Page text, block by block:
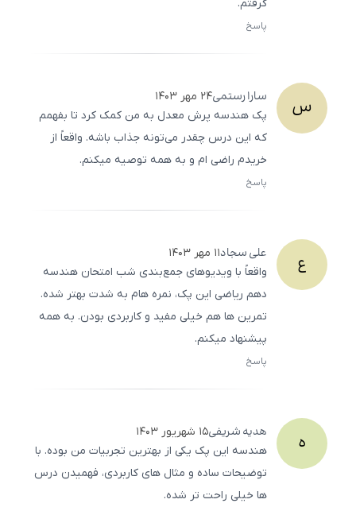
گرفتم.
پاسخ
س سارارستمی۲۴ مهر ۱۴۰۳
پک هندسه پرش معدل به من کمک کرد تا بفهمم
که این درس چقدر می‌تونه جذاب باشه. واقعاً از
خریدم راضی‌ ام و به همه توصیه میکنم.
پاسخ
ع علیسجاد۱۱ مهر ۱۴۰۳
واقعاً با ویدیوهای جمع‌بندی شب امتحان هندسه
دهم ریاضی این پک، نمره‌ هام به شدت بهتر شده.
تمرین‌ ها هم خیلی مفید و کاربردی بودن. به همه
پیشنهاد میکنم.
پاسخ
ه هدیهشریفی۱۵ شهریور ۱۴۰۳
هندسه این پک یکی از بهترین تجربیات من بوده. با
توضیحات ساده و مثال‌ های کاربردی، فهمیدن درس
‌ها خیلی راحت ‌تر شده.